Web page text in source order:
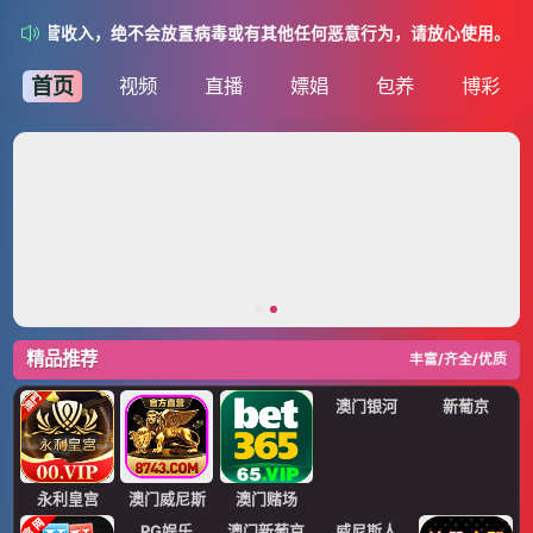
收入，绝不会放置病毒或有其他任何恶意行为，请放心使用。
首页 视频 直播 嫖娼 包养 博彩
精品推荐 丰富/齐全/优质
永利皇宫 澳门威尼斯 澳门赌场
澳门银河 新葡京